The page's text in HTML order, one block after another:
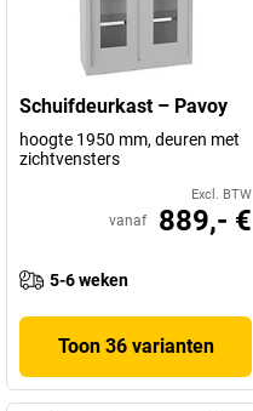
Schuifdeurkast – Pavoy
hoogte 1950 mm, deuren met
zichtvensters
Excl. BTW
vanaf 889,- €
5-6 weken
Toon 36 varianten